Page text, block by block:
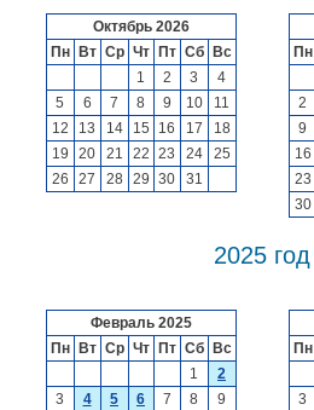
Октябрь 2026
Пн
Вт Ср Чт Пт Сб
Вс
1
2 3
4
5
6 7 8 9 10
11
12
13 14 15 16 17
18
19
20 21 22 23 24
25
26
27 28 29 30 31
Пн
2
9
16
23
30
2025 год
Февраль 2025
Пн
Вт Ср Чт Пт Сб
Вс
1
2
3
4 5 6 7 8
9
Пн
3